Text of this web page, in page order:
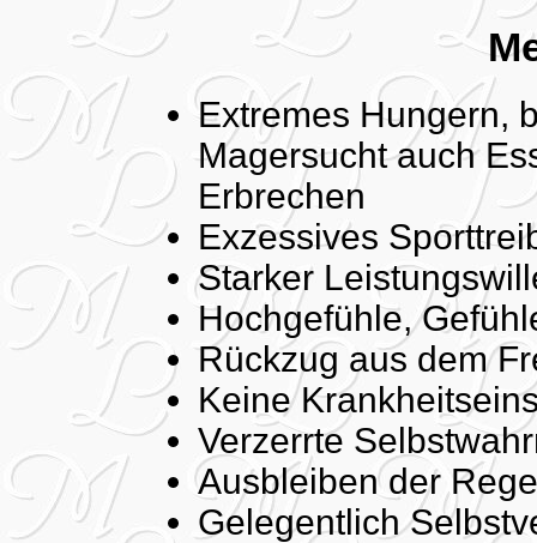
Extremes Hungern,
Magersucht auch
Erbrechen
Exzessives
Starker
Hochgefühle,
Rückzug aus dem
Keine
Verzerrte
Ausbleiben der
Gelegentlich